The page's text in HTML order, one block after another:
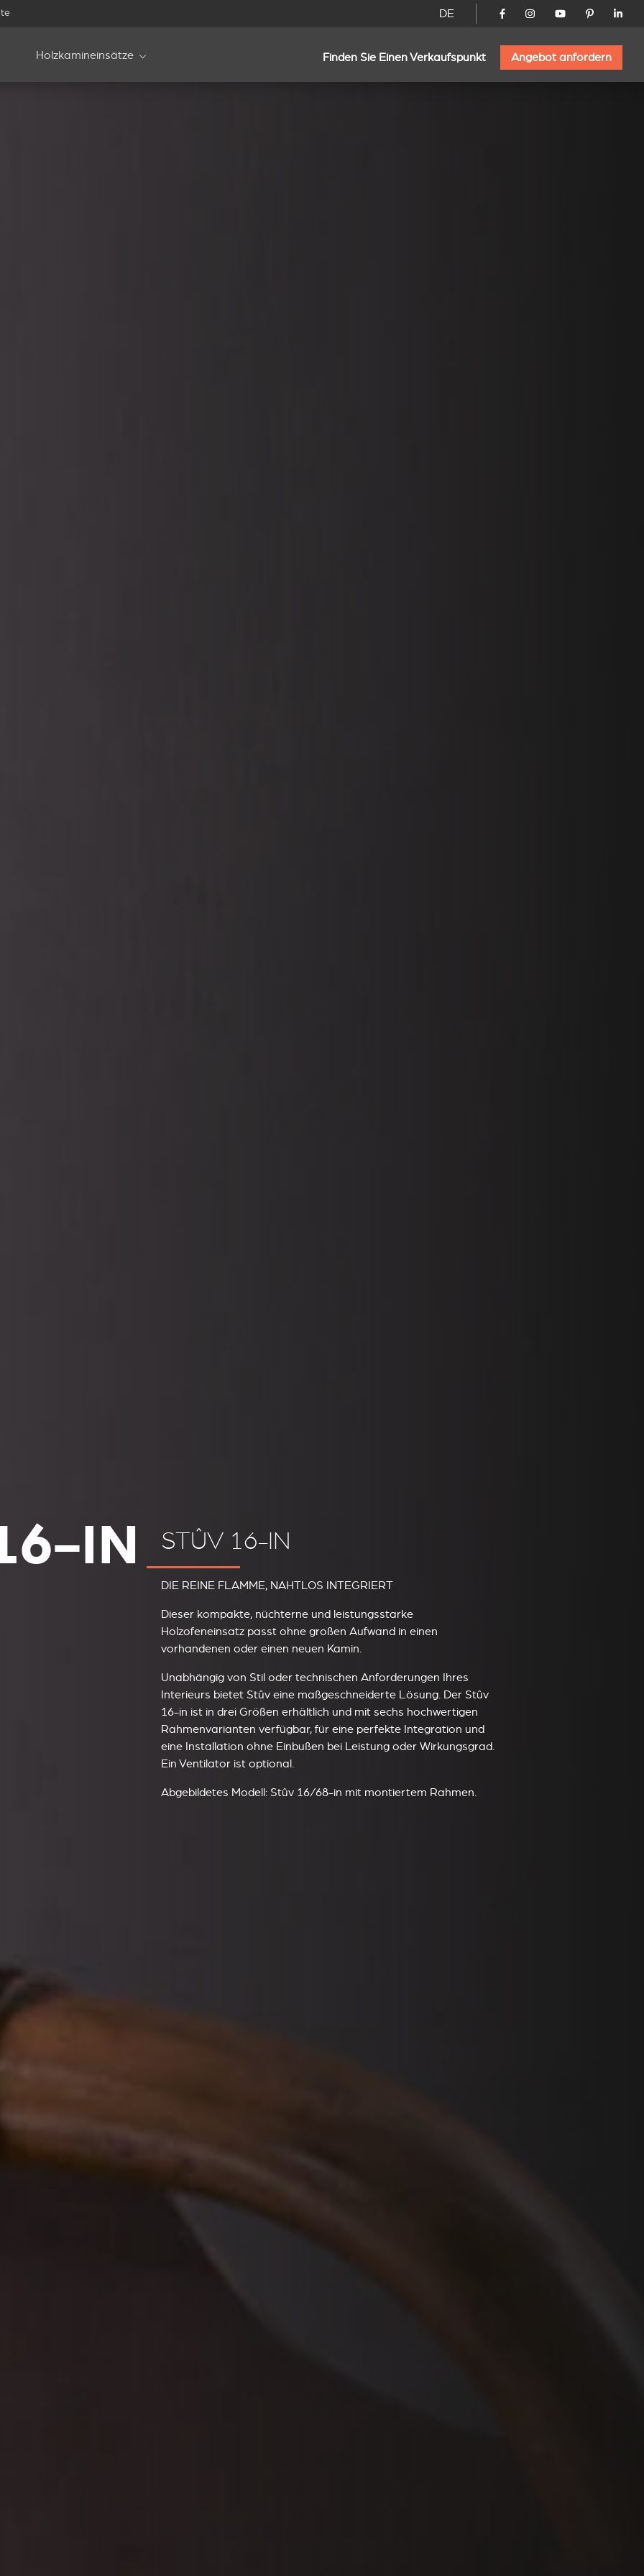
DE
Holzkamineinsätze Finden Sie Einen Verkaufspunkt Angebot anfordern
IN STÛV 16-IN
DIE REINE FLAMME, NAHTLOS INTEGRIERT
Dieser kompakte, nüchterne und leistungsstarke
Holzofeneinsatz passt ohne großen Aufwand in einen
vorhandenen oder einen neuen Kamin.
Unabhängig von Stil oder technischen Anforderungen Ihres
Interieurs bietet Stûv eine maßgeschneiderte Lösung. Der Stûv
16-in ist in drei Größen erhältlich und mit sechs hochwertigen
Rahmenvarianten verfügbar, für eine perfekte Integration und
eine Installation ohne Einbußen bei Leistung oder Wirkungsgrad.
Ein Ventilator ist optional.
Abgebildetes Modell: Stûv 16/68-in mit montiertem Rahmen.